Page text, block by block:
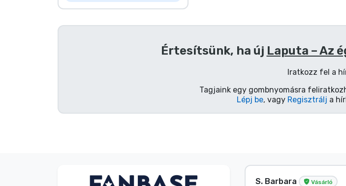
Értesítsünk, ha új Laputa – Az
Iratkozz fel a
Tagjaink egy gombnyomásra
Lépj be, vagy Regisztrálj a
V. Éva Vásárló S. Barbara Vásárló
Sportos cuccok